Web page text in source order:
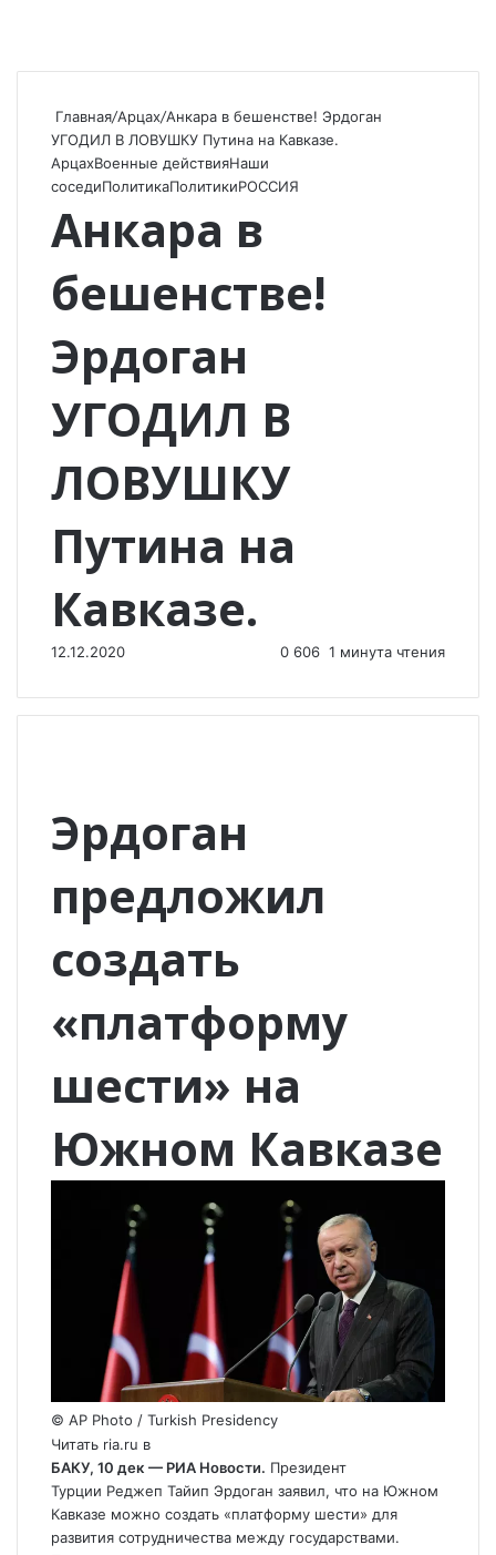
Главная/Арцах/Анкара в бeшeнствe! Эрдоган
УГОДИЛ В ЛОВУШКУ Путина на Кавказе.
АрцахВоенные действияНаши
соседиПолитикаПолитикиРОССИЯ
Анкара в
бeшeнствe!
Эрдоган
УГОДИЛ В
ЛОВУШКУ
Путина на
Кавказе.
12.12.2020 0 606 1 минута чтения
Эрдоган
предложил
создать
«платформу
шести» на
Южном Кавказе
© AP Photo / Turkish Presidency
Читать ria.ru в
БАКУ, 10 дек — РИА Новости. Президент
Турции Реджеп Тайип Эрдоган заявил, что на Южном
Кавказе можно создать «платформу шести» для
развития сотрудничества между государствами.